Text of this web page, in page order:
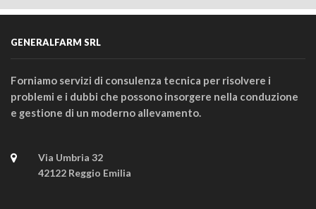
GENERALFARM SRL
Forniamo servizi di consulenza tecnica per risolvere i
problemi e i dubbi che possono insorgere nella conduzione
e gestione di un moderno allevamento.
Via Umbria 32
42122 Reggio Emilia